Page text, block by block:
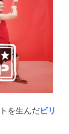
を生んだビリ